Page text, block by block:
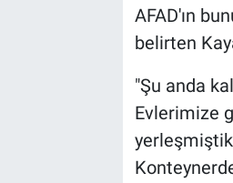
AFAD'ın
belirten
"Şu anda
Evlerimize